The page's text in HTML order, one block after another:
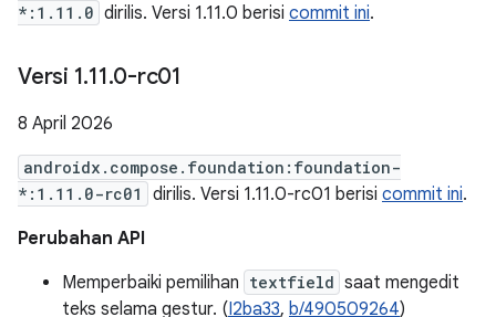
*:1.11.0 dirilis. Versi 1.11.0 berisi commit ini.
Versi 1.11.0-rc01
8 April 2026
androidx.compose.foundation:foundation-
*:1.11.0-rc01
dirilis. Versi 1.11.0-rc01 berisi commit ini.
Perubahan API
Memperbaiki pemilihan textfield saat mengedit
teks selama gestur. (I2ba33, b/490509264)